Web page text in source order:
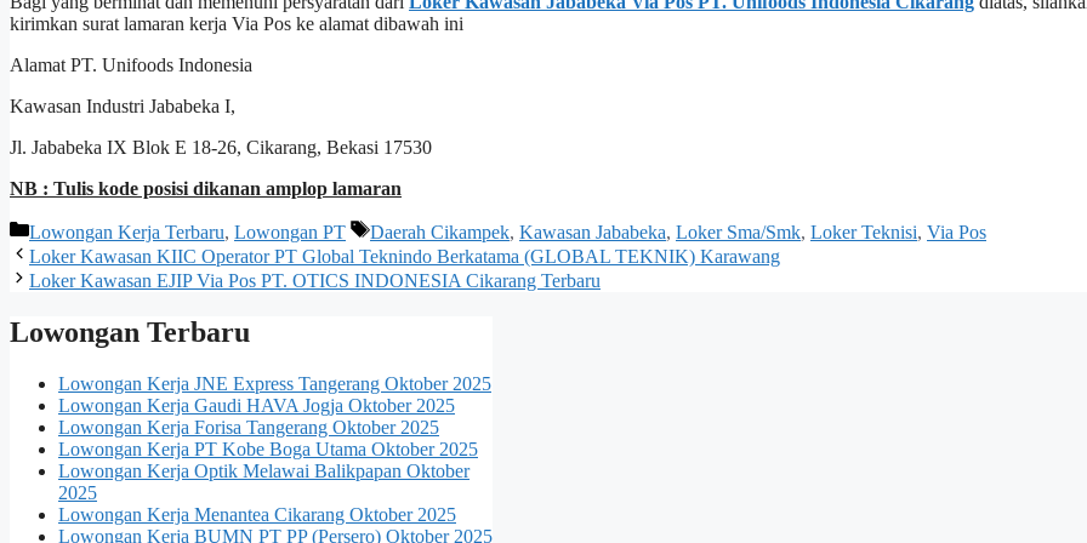
kirimkan surat lamaran kerja Via Pos ke alamat dibawah ini
Alamat PT. Unifoods Indonesia
Kawasan Industri Jababeka I,
Jl. Jababeka IX Blok E 18-26, Cikarang, Bekasi 17530
NB : Tulis kode posisi dikanan amplop lamaran
Kategori
Lowongan Kerja Terbaru, Lowongan PT Tag
Daerah Cikampek, Kawasan Jababeka, Loker Sma/Smk, Loker Teknisi, Via Pos
Loker Kawasan KIIC Operator PT Global Teknindo Berkatama (GLOBAL TEKNIK) Karawang
Loker Kawasan EJIP Via Pos PT. OTICS INDONESIA Cikarang Terbaru
Lowongan Terbaru
Lowongan Kerja JNE Express Tangerang Oktober 2025
Lowongan Kerja Gaudi HAVA Jogja Oktober 2025
Lowongan Kerja Forisa Tangerang Oktober 2025
Lowongan Kerja PT Kobe Boga Utama Oktober 2025
Lowongan Kerja Optik Melawai Balikpapan Oktober
2025
Lowongan Kerja Menantea Cikarang Oktober 2025
Lowongan Kerja BUMN PT PP (Persero) Oktober 2025